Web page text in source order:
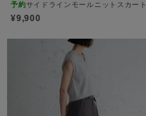
予約サイドラインモールニットスカート
¥9,900